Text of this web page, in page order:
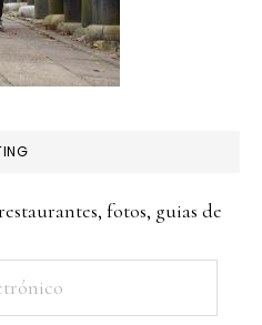
fotos, guias de